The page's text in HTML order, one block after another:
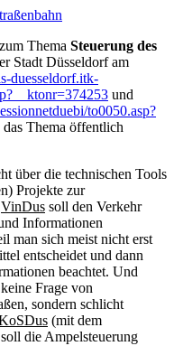
Thema Steuerung des
Stadt Düsseldorf am
duesseldorf.itk-
und
to0050.asp?
Thema öffentlich
über die technischen Tools
Projekte zur
VinDus soll den Verkehr
Informationen
man sich meist nicht erst
entscheidet und dann
beachtet. Und
Frage von
sondern schlicht
(mit dem
die Ampelsteuerung